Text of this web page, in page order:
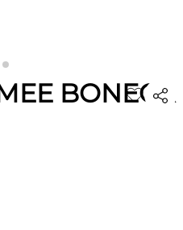
BONECA